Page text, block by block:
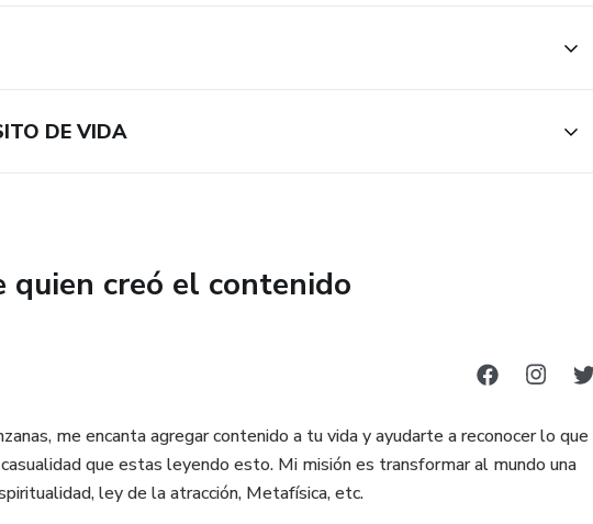
DE VIDA
quien creó el contenido
me encanta agregar contenido a tu vida y ayudarte a reconocer lo que
que estas leyendo esto. Mi misión es transformar al mundo una
ley de la atracción, Metafísica, etc.